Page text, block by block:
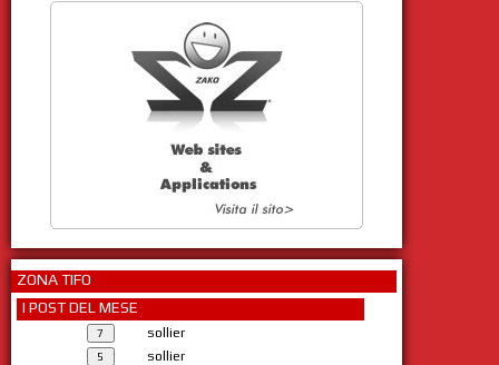
ZONA TIFO
I POST DEL MESE
sollier
sollier